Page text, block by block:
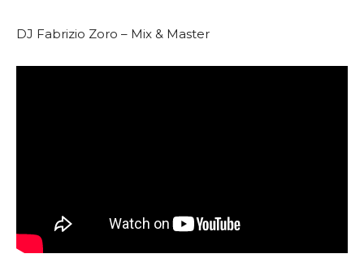
DJ Fabrizio Zoro – Mix & Master